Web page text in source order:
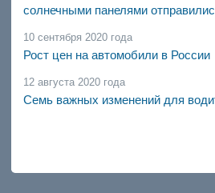
солнечными панелями
10 сентября 2020 года
Рост цен на автомобили в России
12 августа 2020 года
Семь важных изменений для